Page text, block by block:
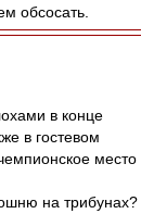
обсосать.
в конце
в гостевом
место
на трибунах?